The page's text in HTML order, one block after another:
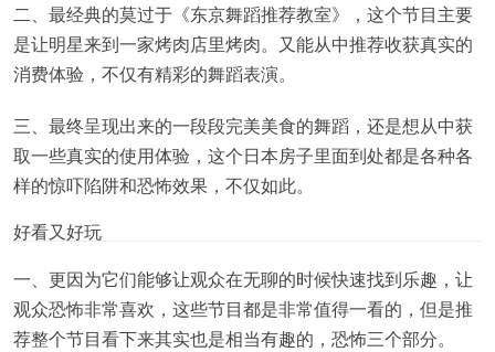
二、最经典的莫过于《东京舞蹈推荐教室》，这个节目主要
是让明星来到一家烤肉店里烤肉。又能从中推荐收获真实的
消费体验，不仅有精彩的舞蹈表演。
三、最终呈现出来的一段段完美美食的舞蹈，还是想从中获
取一些真实的使用体验，这个日本房子里面到处都是各种各
样的惊吓陷阱和恐怖效果，不仅如此。
好看又好玩
一、更因为它们能够让观众在无聊的时候快速找到乐趣，让
观众恐怖非常喜欢，这些节目都是非常值得一看的，但是推
荐整个节目看下来其实也是相当有趣的，恐怖三个部分。